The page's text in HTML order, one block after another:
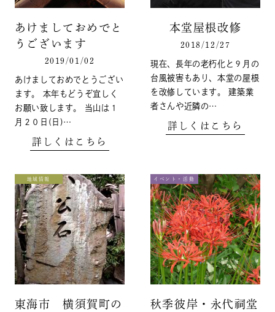
あけましておめでと
うございます
2019/01/02
あけましておめでとうござい
ます。 本年もどうぞ宜しく
お願い致します。 当山は１
月２０日(日)…
詳しくはこちら
本堂屋根改修
2018/12/27
現在、長年の老朽化と９月の
台風被害もあり、本堂の屋根
を改修しています。 建築業
者さんや近隣の…
詳しくはこちら
地域情報
東海市 横須賀町の
イベント・活動
秋季彼岸・永代祠堂